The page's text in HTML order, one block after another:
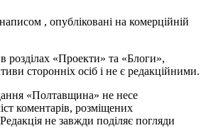
, опубліковані на комерційній
розділах «Проекти» та «Блоги»,
сторонніх осіб і не є редакційними.
«Полтавщина» не несе
коментарів, розміщених
не завжди поділяє погляди